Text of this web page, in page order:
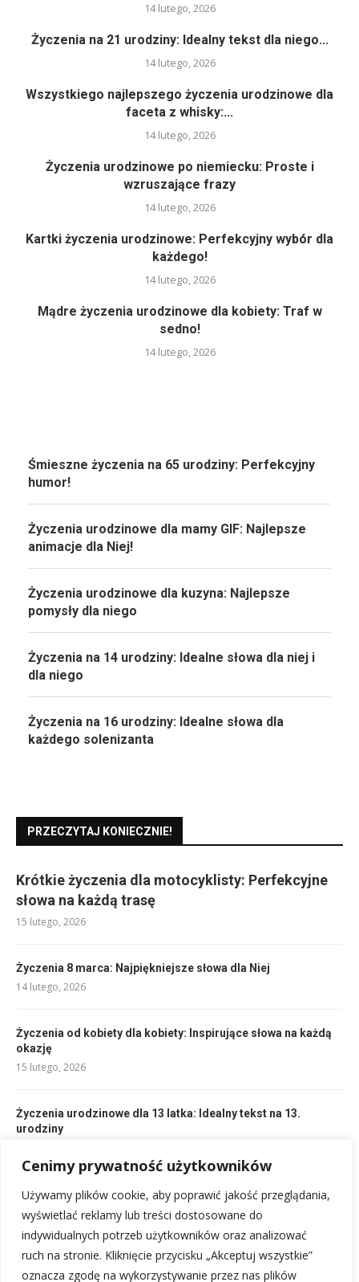
Cenimy prywatność użytkowników
Używamy plików cookie, aby poprawić jakość przeglądania,
wyświetlać reklamy lub treści dostosowane do
indywidualnych potrzeb użytkowników oraz analizować
ruch na stronie. Kliknięcie przycisku „Akceptuj wszystkie”
oznacza zgodę na wykorzystywanie przez nas plików
14 lutego, 2026
Życzenia na 21 urodziny: Idealny tekst dla niego...
14 lutego, 2026
Wszystkiego najlepszego życzenia urodzinowe dla
faceta z whisky:...
14 lutego, 2026
Życzenia urodzinowe po niemiecku: Proste i
wzruszające frazy
14 lutego, 2026
Kartki życzenia urodzinowe: Perfekcyjny wybór dla
każdego!
14 lutego, 2026
Mądre życzenia urodzinowe dla kobiety: Traf w
sedno!
14 lutego, 2026
Śmieszne życzenia na 65 urodziny: Perfekcyjny
humor!
Życzenia urodzinowe dla mamy GIF: Najlepsze
animacje dla Niej!
Życzenia urodzinowe dla kuzyna: Najlepsze
pomysły dla niego
Życzenia na 14 urodziny: Idealne słowa dla niej i
dla niego
Życzenia na 16 urodziny: Idealne słowa dla
każdego solenizanta
PRZECZYTAJ KONIECZNIE!
Krótkie życzenia dla motocyklisty: Perfekcyjne
słowa na każdą trasę
15 lutego, 2026
Życzenia 8 marca: Najpiękniejsze słowa dla Niej
14 lutego, 2026
Życzenia od kobiety dla kobiety: Inspirujące słowa na każdą
okazję
15 lutego, 2026
Życzenia urodzinowe dla 13 latka: Idealny tekst na 13.
urodziny
Wzruszające życzenia na 80 urodziny: Słowa, które chwytają
za serce
14 lutego, 2026